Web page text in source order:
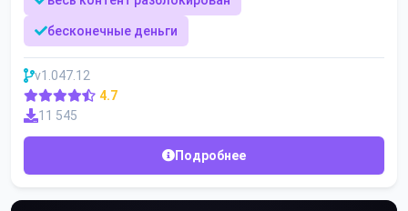
бесконечные деньги
v1.047.12
4.7
11 545
Подробнее